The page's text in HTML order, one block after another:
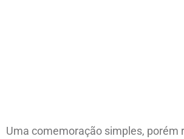
Uma comemoração simples, porém